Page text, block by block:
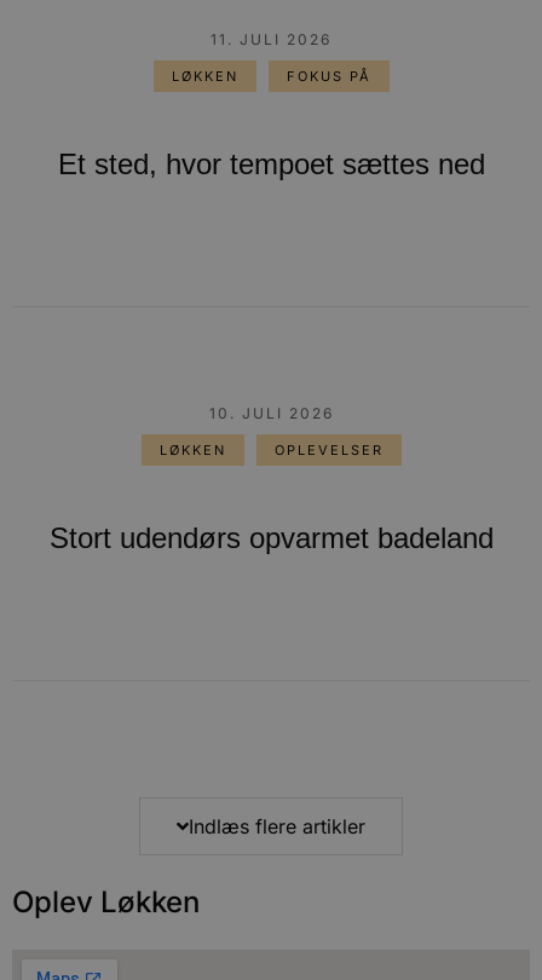
LØKKEN FOKUS PÅ
Et sted, hvor tempoet sættes ned
11. JULI 2026
LØKKEN OPLEVELSER
Stort udendørs opvarmet badeland
10. JULI 2026
Indlæs flere artikler
Oplev Løkken